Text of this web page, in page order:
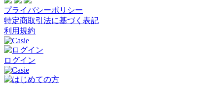
プライバシーポリシー
特定商取引法に基づく表記
利用規約
ログイン